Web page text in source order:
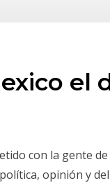
el
con la gente de
opinión y